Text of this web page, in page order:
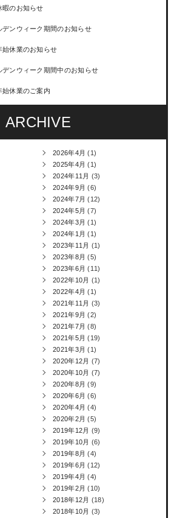
暇のお知らせ
デンウィーク期間のお知らせ
始休業のお知らせ
デンウィーク期間中のお知らせ
始休業のご案内
ARCHIVE
2026年4月 (1)
2025年4月 (1)
2024年11月 (3)
2024年9月 (6)
2024年7月 (12)
2024年5月 (7)
2024年3月 (1)
2024年1月 (1)
2023年11月 (1)
2023年8月 (5)
2023年6月 (11)
2022年10月 (1)
2022年4月 (1)
2021年11月 (3)
2021年9月 (2)
2021年7月 (8)
2021年5月 (19)
2021年3月 (1)
2020年12月 (7)
2020年10月 (7)
2020年8月 (9)
2020年6月 (6)
2020年4月 (4)
2020年2月 (5)
2019年12月 (9)
2019年10月 (6)
2019年8月 (4)
2019年6月 (12)
2019年4月 (4)
2019年2月 (10)
2018年12月 (18)
2018年10月 (3)